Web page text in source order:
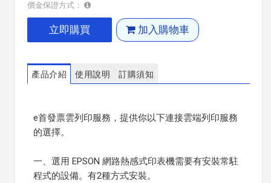
價金保證方式：
立即購買 加入購物車
產品介紹 使用說明 訂購須知
e首發票雲列印服務，提供你以下連接雲端列印服務
的選擇。
一、選用 EPSON 網路熱感式印表機需要有安裝常駐
程式的設備。有2種方式安裝。